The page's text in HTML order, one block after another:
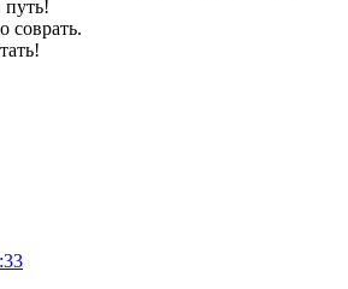
путь!
соврать.